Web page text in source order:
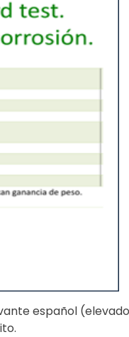
español